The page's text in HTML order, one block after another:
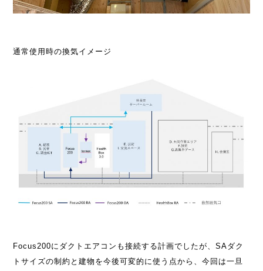
通常使用時の換気イメージ
Focus200にダクトエアコンも接続する計画でしたが、SAダク
トサイズの制約と建物を今後可変的に使う点から、今回は一旦